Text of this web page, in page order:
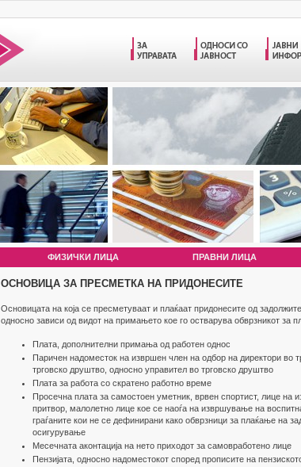
ФИЗИЧКИ ЛИЦА ПРАВНИ ЛИЦА
ОСНОВИЦА ЗА ПРЕСМЕТКА НА ПРИДОНЕСИТЕ
Основицата на која се пресметуваат и плаќаат придонесите од
односно зависи од видот на примањето кое го остварува обврзникот за
Плата, дополнителни примања од работен однос
Паричен надоместок на извршен член на одбор на директори во
трговско друштво, односно управител во трговско друштво
Плата за работа со скратено работно време
Просечна плата за самостоен уметник, врвен спортист, лице на
притвор, малолетно лице кое се наоѓа на извршување на
граѓаните кои не се дефинирани како обврзници за плаќање на
осигурување
Месечната аконтација на нето приходот за самовработено лице
Пензијата, односно надоместокот според прописите на